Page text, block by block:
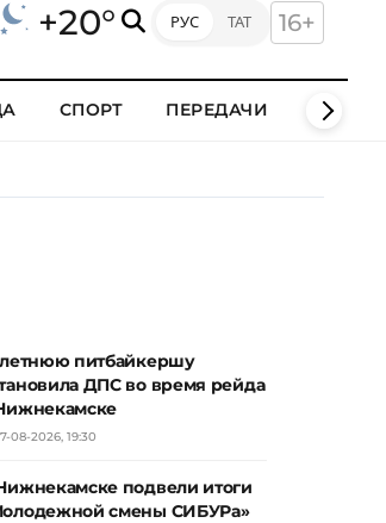
+20° РУС ТАТ 16+
СПОРТ ПЕРЕДАЧИ КЛИПЫ
летнюю питбайкершу
ДПС во время рейда
08-2026, 19:30
подвели итоги
смены СИБУРа»